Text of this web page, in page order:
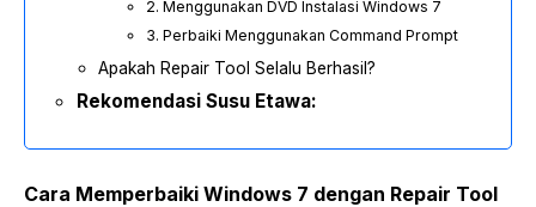
2. Menggunakan DVD Instalasi Windows 7
3. Perbaiki Menggunakan Command Prompt
Apakah Repair Tool Selalu Berhasil?
Rekomendasi Susu Etawa:
Cara Memperbaiki Windows 7 dengan Repair Tool